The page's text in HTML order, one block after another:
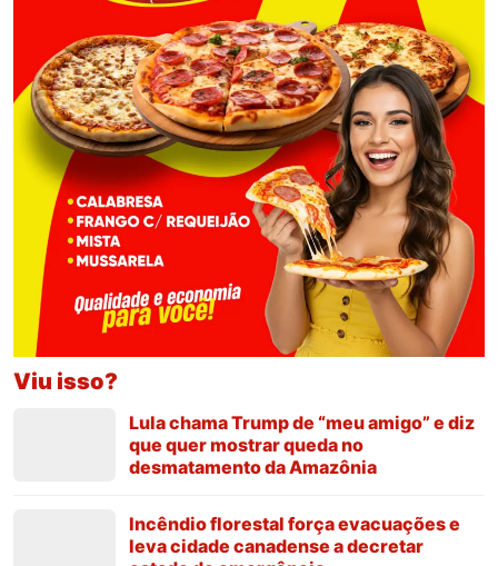
Viu isso?
Lula chama Trump de “meu amigo” e diz
que quer mostrar queda no
desmatamento da Amazônia
Incêndio florestal força evacuações e
leva cidade canadense a decretar